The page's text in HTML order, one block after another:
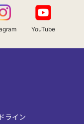
YouTube
ライン